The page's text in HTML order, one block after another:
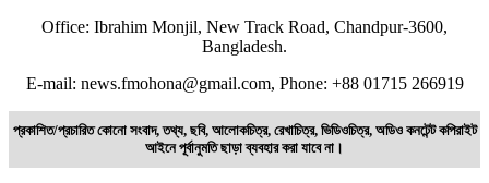
Office: Ibrahim Monjil, New Track Road, Chandpur-3600,
Bangladesh.
E-mail: news.fmohona@gmail.com, Phone: +88 01715 266919
প্রকাশিত/প্রচারিত কোনো সংবাদ, তথ্য, ছবি, আলোকচিত্র, রেখাচিত্র, ভিডিওচিত্র, অডিও কনটেন্ট কপিরাইট
আইনে পূর্বানুমতি ছাড়া ব্যবহার করা যাবে না।